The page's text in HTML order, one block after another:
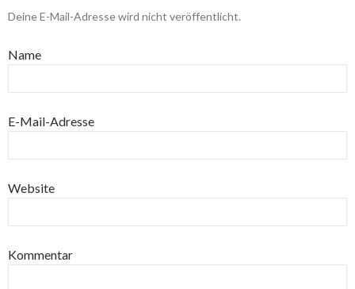
Deine E-Mail-Adresse wird nicht veröffentlicht.
Name
E-Mail-Adresse
Website
Kommentar